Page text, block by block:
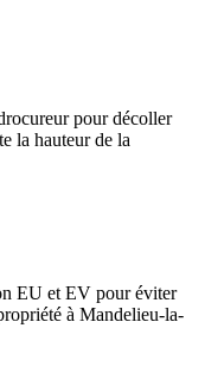
pour décoller
la hauteur de la
EU et EV pour éviter
à Mandelieu-la-